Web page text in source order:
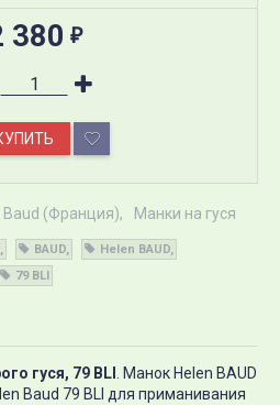
380 ₽
Baud (Франция) Манки на гуся
BAUD
Helen BAUD
79 BLI
гуся, 79 BLI . Манок Helen BAUD
Baud 79 BLI для приманивания